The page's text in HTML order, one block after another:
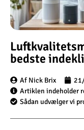
bedste
Af Nick Brix
Artiklen indeholder
Sådan udvælger vi